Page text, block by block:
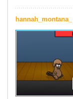
hannah_montana_